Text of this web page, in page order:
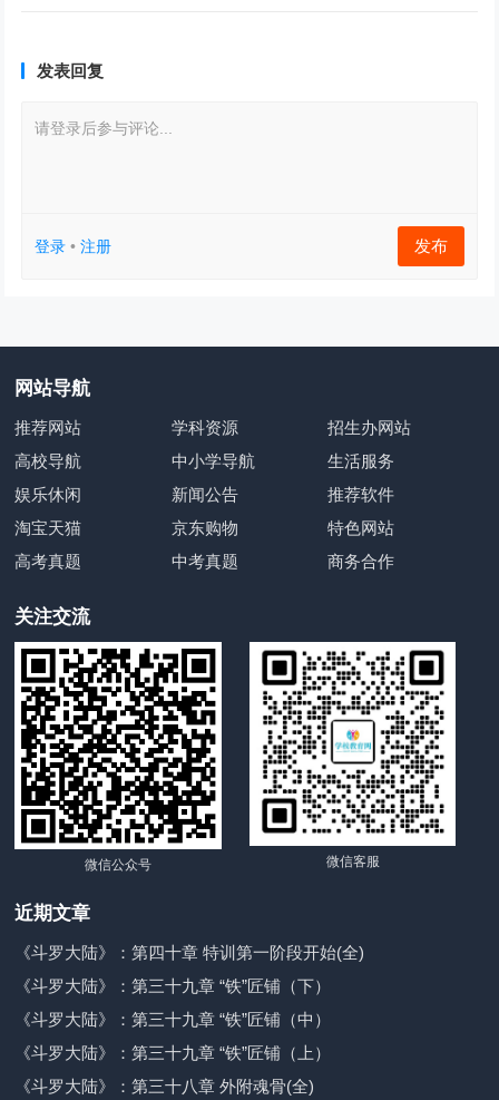
发表回复
请登录后参与评论...
登录 •注册 发布
网站导航
推荐网站 学科资源
招生办网站
高校导航
中小学导航
生活服务
娱乐休闲
新闻公告
推荐软件
淘宝天猫
京东购物
特色网站
高考真题
中考真题 商务合作
关注交流
微信公众号 微信客服
近期文章
《斗罗大陆》：第四十章 特训第一阶段开始(全)
《斗罗大陆》：第三十九章 “铁”匠铺（下）
《斗罗大陆》：第三十九章 “铁”匠铺（中）
《斗罗大陆》：第三十九章 “铁”匠铺（上）
《斗罗大陆》：第三十八章 外附魂骨(全)